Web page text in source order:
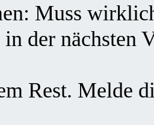
Muss
der nächsten
Rest. Melde